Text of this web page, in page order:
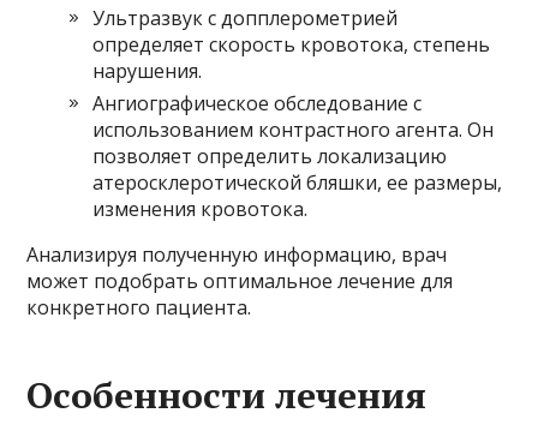
Ультразвук с допплерометрией
определяет скорость кровотока, степень
нарушения.
Ангиографическое обследование с
использованием контрастного агента. Он
позволяет определить локализацию
атеросклеротической бляшки, ее размеры,
изменения кровотока.
Анализируя полученную информацию, врач
может подобрать оптимальное лечение для
конкретного пациента.
Особенности лечения